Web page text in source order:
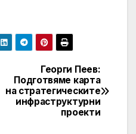
Георги Пеев:
Подготвяме карта
на стратегическите
инфраструктурни
проекти